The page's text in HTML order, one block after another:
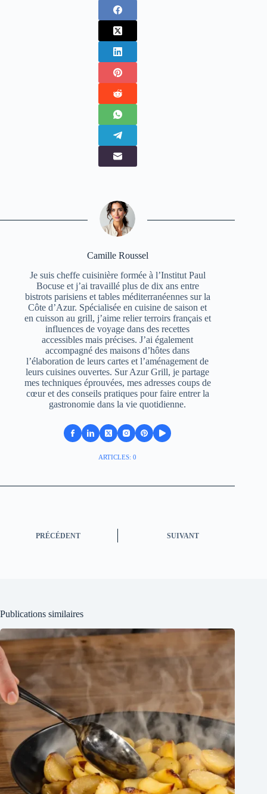
Camille Roussel
Je suis cheffe cuisinière formée à l’Institut Paul
Bocuse et j’ai travaillé plus de dix ans entre
bistrots parisiens et tables méditerranéennes sur la
Côte d’Azur. Spécialisée en cuisine de saison et
en cuisson au grill, j’aime relier terroirs français et
influences de voyage dans des recettes
accessibles mais précises. J’ai également
accompagné des maisons d’hôtes dans
l’élaboration de leurs cartes et l’aménagement de
leurs cuisines ouvertes. Sur Azur Grill, je partage
mes techniques éprouvées, mes adresses coups de
cœur et des conseils pratiques pour faire entrer la
gastronomie dans la vie quotidienne.
ARTICLES: 0
PRÉCÉDENT SUIVANT
Publications similaires